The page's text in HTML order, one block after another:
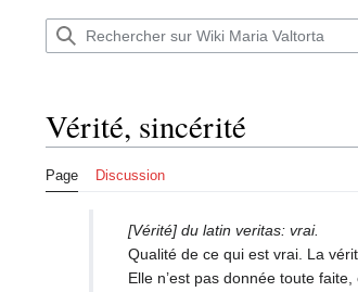
Vérité, sincérité
Page Discussion
[Vérité] du latin veritas: vrai.
Qualité de ce qui est vrai. La
Elle n’est pas donnée toute